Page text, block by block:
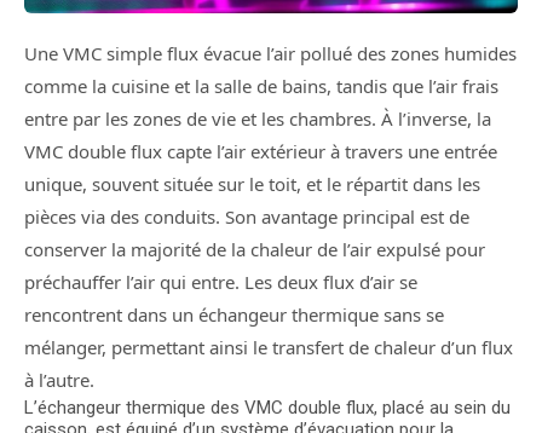
Une VMC simple flux évacue l’air pollué des zones humides
comme la cuisine et la salle de bains, tandis que l’air frais
entre par les zones de vie et les chambres. À l’inverse, la
VMC double flux capte l’air extérieur à travers une entrée
unique, souvent située sur le toit, et le répartit dans les
pièces via des conduits. Son avantage principal est de
conserver la majorité de la chaleur de l’air expulsé pour
préchauffer l’air qui entre. Les deux flux d’air se
rencontrent dans un échangeur thermique sans se
mélanger, permettant ainsi le transfert de chaleur d’un flux
à l’autre.
L’échangeur thermique des VMC double flux, placé au sein du